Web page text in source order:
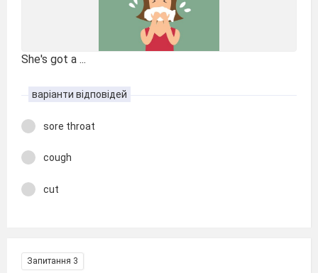
She's got a ...
варіанти відповідей
sore throat
cough
cut
Запитання 3